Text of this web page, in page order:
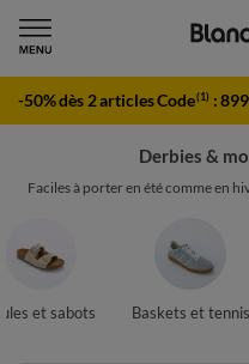
-50% dès 2 articles Code(1) :
Derbies &
Faciles à porter en été comme en
et sabots Baskets et tennis